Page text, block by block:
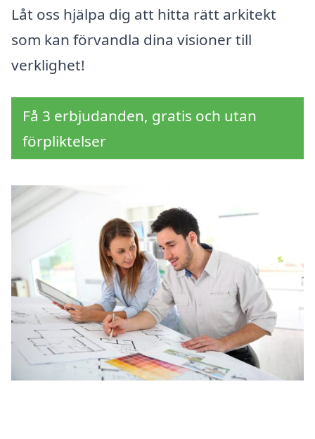
Låt oss hjälpa dig att hitta rätt arkitekt
som kan förvandla dina visioner till
verklighet!
Få 3 erbjudanden, gratis och utan
förpliktelser